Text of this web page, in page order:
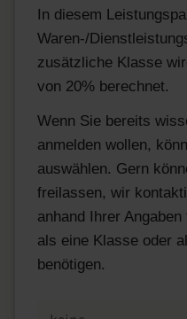
In diesem
Waren-/
zusätzliche Klasse
von 20% berechnet.
Wenn Sie bereits
anmelden wollen,
auswählen. Gern
freilassen, wir
anhand Ihrer
als eine Klasse oder
benötigen.